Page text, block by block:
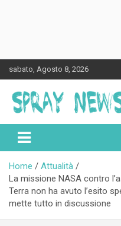
to
content
sabato, Agosto 8, 2026
Spraynews.it
Home
Attualità
La missione NASA contro
Terra non ha avuto l’esito
mette tutto in discussione